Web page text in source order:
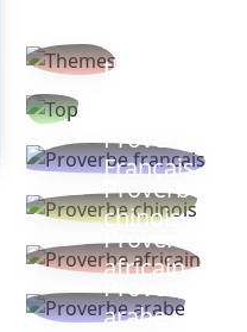
thèmes
Proverbe
Français
Proverbe
chinois
Proverbe
africain
Proverbe
arabe